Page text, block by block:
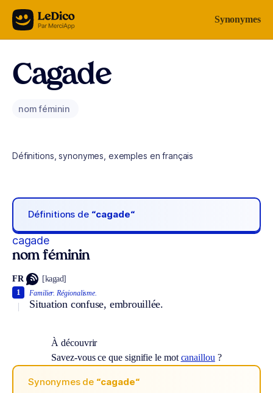
Aller au contenu Synonymes
Cagade
nom féminin
Définitions, synonymes, exemples en français
Définitions de “cagade“
cagade
nom féminin
FR [kagad]
Familier. Régionalisme.
Situation confuse, embrouillée.
1
À découvrir
Savez-vous ce que signifie le mot canaillou ?
Synonymes de “cagade“